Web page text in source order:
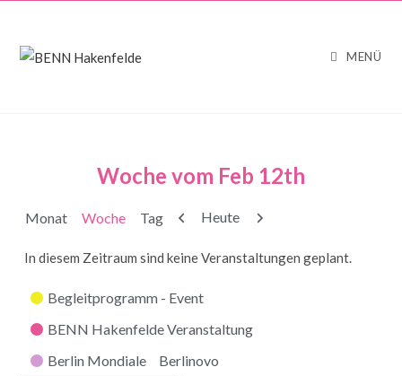
MENÜ
Woche vom Feb 12th
Monat Woche Tag Zurück
Heute Weiter
In diesem Zeitraum sind keine Veranstaltungen geplant.
Kategorien
Begleitprogramm - Event
BENN Hakenfelde Veranstaltung
Berlin Mondiale
Berlinovo